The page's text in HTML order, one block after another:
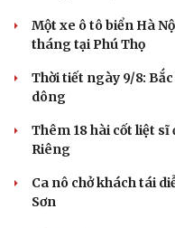
Một xe ô tô biển Hà
tháng tại Phú Thọ
Thời tiết ngày 9/8:
dông
Thêm 18 hài cốt liệt
Riêng
Ca nô chở khách tái
Sơn